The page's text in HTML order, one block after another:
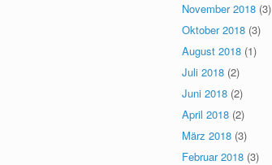
November 2018 (3)
Oktober 2018 (3)
August 2018 (1)
Juli 2018 (2)
Juni 2018 (2)
April 2018 (2)
März 2018 (3)
Februar 2018 (3)